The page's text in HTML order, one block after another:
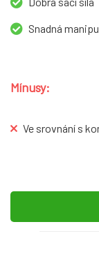
Snadná
Mínusy:
Ve srovnání s